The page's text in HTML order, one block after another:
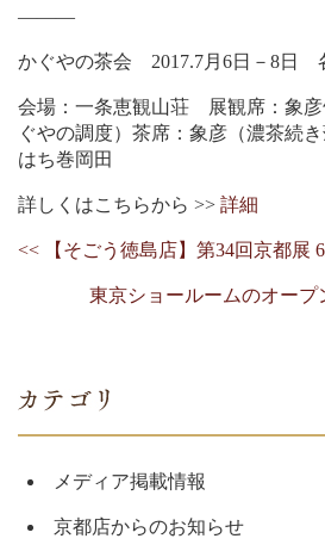
メディア掲載情報
京都店からのお知らせ
―――
かぐやの茶会 2017.7月6日－8日
会場：一条恵観山荘 展観席：象彦
ぐやの調度）茶席：象彦（濃茶続
はち巻岡田
詳しくはこちらから >> 詳細
<< 【そごう徳島店】第34回京都展
東京ショールームのオープ